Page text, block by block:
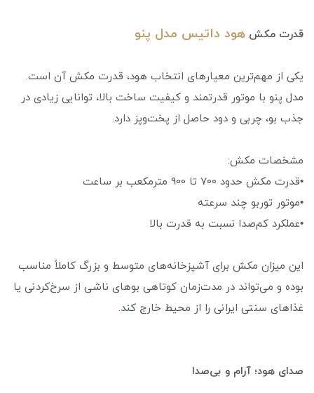
قدرت مکش هود داتیس مدل پنو
یکی از مهم‌ترین معیارهای انتخاب هود، قدرت مکش آن است.
مدل پنو با موتور قدرتمند و کیفیت ساخت بالا، توانایی زیادی در
جذب بو، چربی و دود حاصل از پخت‌وپز دارد.
مشخصات مکش:
•قدرت مکش حدود 700 تا 900 مترمکعب بر ساعت
•موتور توربو چند سرعته
•عملکرد کم‌صدا نسبت به قدرت بالا
این میزان مکش برای آشپزخانه‌های متوسط و بزرگ کاملاً مناسب
بوده و می‌تواند در مدت‌زمان کوتاهی بوهای ناشی از سرخ‌کردنی یا
غذاهای سنتی ایرانی را از محیط خارج کند.
صدای هود؛ آرام و بی‌صدا